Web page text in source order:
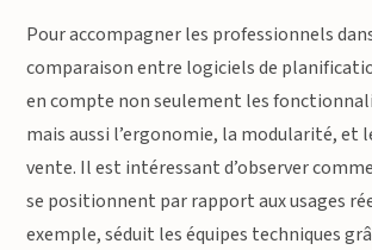
Pour accompagner les professionnels
comparaison entre logiciels de
en compte non seulement les
mais aussi l’ergonomie, la modularité, et
vente. Il est intéressant d’observer
se positionnent par rapport aux usages
exemple, séduit les équipes techniques